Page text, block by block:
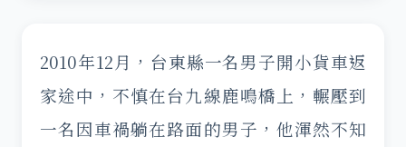
2010年12月，台東縣一名男子開小貨車返
家途中，不慎在台九線鹿鳴橋上，輾壓到
一名因車禍躺在路面的男子，他渾然不知